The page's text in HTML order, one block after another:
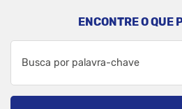
ENCONTRE O QUE